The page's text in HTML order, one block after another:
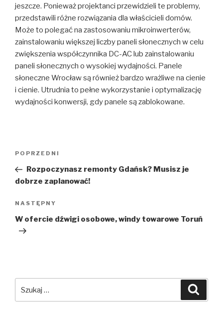
jeszcze. Ponieważ projektanci przewidzieli te problemy,
przedstawili różne rozwiązania dla właścicieli domów.
Może to polegać na zastosowaniu mikroinwerterów,
zainstalowaniu większej liczby paneli słonecznych w celu
zwiększenia współczynnika DC-AC lub zainstalowaniu
paneli słonecznych o wysokiej wydajności. Panele
słoneczne Wrocław są również bardzo wrażliwe na cienie
i cienie. Utrudnia to pełne wykorzystanie i optymalizację
wydajności konwersji, gdy panele są zablokowane.
Poprzedni
wpis
POPRZEDNI
Rozpoczynasz remonty Gdańsk? Musisz je
dobrze zaplanować!
Następny
wpis
NASTĘPNY
W ofercie dźwigi osobowe, windy towarowe Toruń